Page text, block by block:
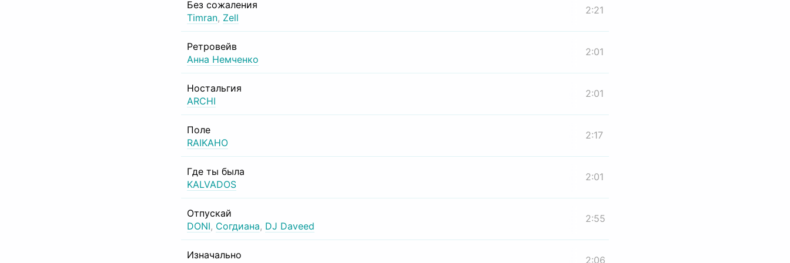
Без сожаления
Timran, Zell
2:21
Ретровейв
Анна Немченко
2:01
Ностальгия
ARCHI
2:01
Поле
RAIKAHO
2:17
Где ты была
KALVADOS
2:01
Отпускай
DONI, Согдиана, DJ Daveed
2:55
Изначально
2:06